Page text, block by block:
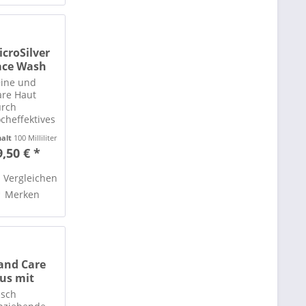
Wash
und
Haut
100 Milliliter
€ *
Vergleichen
Merken
Care
mit